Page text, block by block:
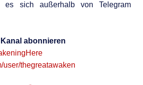
es sich außerhalb von Telegram
abonnieren
user/thegreatawaken